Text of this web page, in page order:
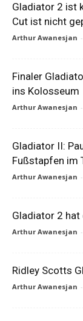
Gladiator 2 ist
Cut ist nicht
Arthur Awanesjan -
Finaler
ins Kolosseum
Arthur Awanesjan -
Gladiator II:
Fußstapfen im
Arthur Awanesjan -
Gladiator 2
Arthur Awanesjan -
Ridley Scotts
Arthur Awanesjan -